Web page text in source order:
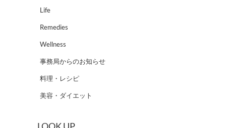
Life
Remedies
Wellness
事務局からのお知らせ
料理・レシピ
美容・ダイエット